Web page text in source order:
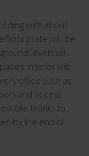
with about
floor plate will be
levels will
Interior will
office such as:
and access
thanks to
by the end of